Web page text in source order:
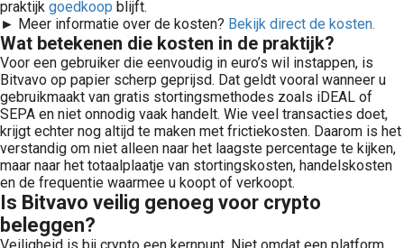
praktijk goedkoop blijft.
► Meer informatie over de kosten? Bekijk direct de kosten.
Wat betekenen die kosten in de praktijk?
Voor een gebruiker die eenvoudig in euro’s wil instappen, is
Bitvavo op papier scherp geprijsd. Dat geldt vooral wanneer u
gebruikmaakt van gratis stortingsmethodes zoals iDEAL of
SEPA en niet onnodig vaak handelt. Wie veel transacties doet,
krijgt echter nog altijd te maken met frictiekosten. Daarom is het
verstandig om niet alleen naar het laagste percentage te kijken,
maar naar het totaalplaatje van stortingskosten, handelskosten
en de frequentie waarmee u koopt of verkoopt.
Is Bitvavo veilig genoeg voor crypto
beleggen?